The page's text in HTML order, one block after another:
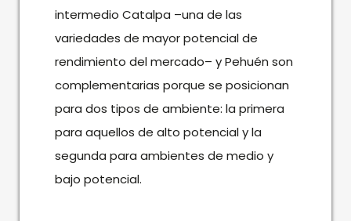
intermedio Catalpa –una de las
variedades de mayor potencial de
rendimiento del mercado– y Pehuén son
complementarias porque se posicionan
para dos tipos de ambiente: la primera
para aquellos de alto potencial y la
segunda para ambientes de medio y
bajo potencial.